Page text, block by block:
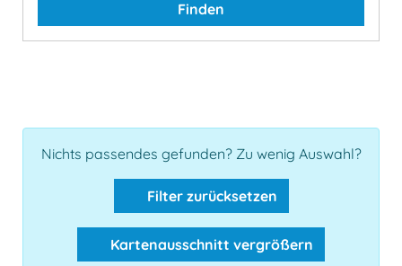
Finden
Nichts passendes gefunden? Zu wenig Auswahl?
Filter zurücksetzen
Kartenausschnitt vergrößern